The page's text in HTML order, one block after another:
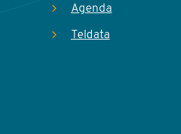
Agenda
Teldata